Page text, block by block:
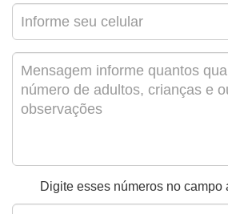
Digite esses números no campo